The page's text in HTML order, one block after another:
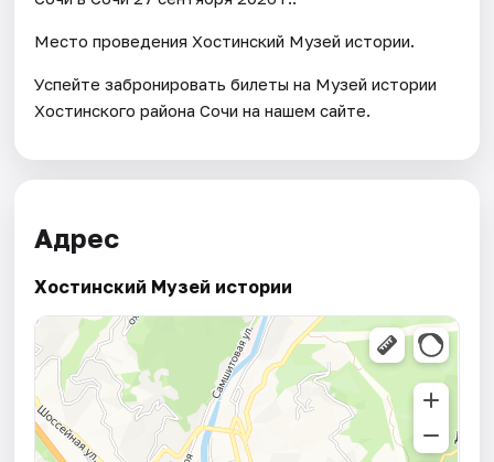
Место проведения Хостинский Музей истории.
Успейте забронировать билеты на Музей истории
Хостинского района Сочи на нашем сайте.
Адрес
Хостинский Музей истории